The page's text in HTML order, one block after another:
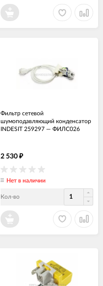
Фильтр сетевой
шумоподавляющий конденсатор
INDESIT 259297 — ФИЛС026
2 530 ₽
Нет в наличии
Кол-во